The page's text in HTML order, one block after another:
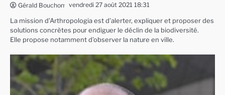
Gérald Bouchon vendredi 27 août 2021 18:31
La mission d’Arthropologia est d’alerter, expliquer et proposer des
solutions concrètes pour endiguer le déclin de la biodiversité.
Elle propose notamment d’observer la nature en ville.